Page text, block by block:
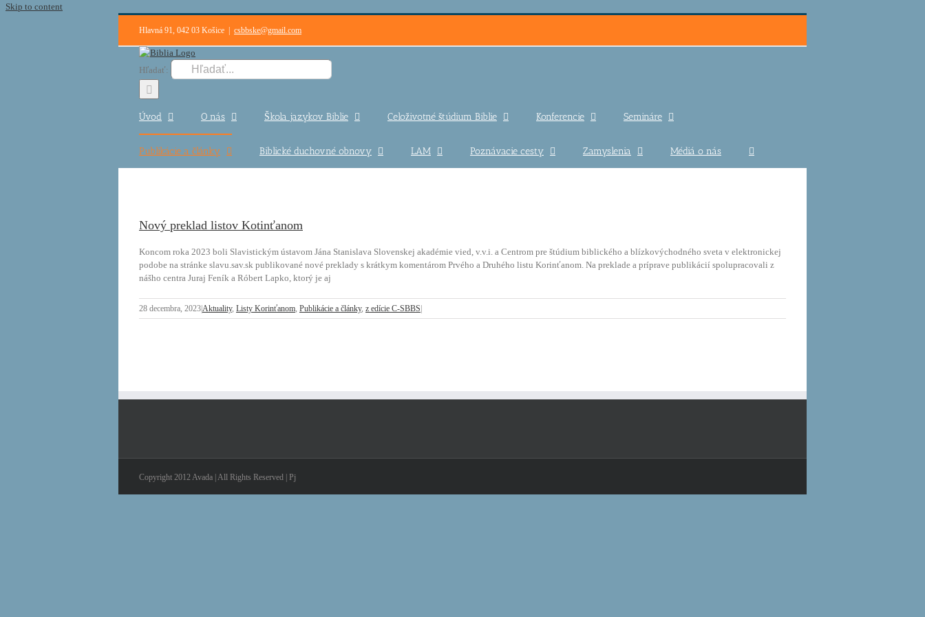
Skip to content
Hlavná 91, 042 03 Košice csbbske@gmail.com
Hľadať:
Úvod O nás Škola jazykov Biblie Celoživotné štúdium Biblie Konferencie Semináre
Publikácie a články Biblické duchovné obnovy LAM Poznávacie cesty Zamyslenia Médiá o nás
Nový preklad listov Kotinťanom
Koncom roka 2023 boli Slavistickým ústavom Jána Stanislava Slovenskej akadémie vied, v.v.i. a Centrom pre štúdium biblického a blízkovýchodného sveta v elektronickej
podobe na stránke slavu.sav.sk publikované nové preklady s krátkym komentárom Prvého a Druhého listu Korinťanom. Na preklade a príprave publikácií spolupracovali z
nášho centra Juraj Feník a Róbert Lapko, ktorý je aj
28 decembra, 2023|Aktuality, Listy Korinťanom, Publikácie a články, z edície C-SBBS|
Copyright 2012 Avada | All Rights Reserved | Pj